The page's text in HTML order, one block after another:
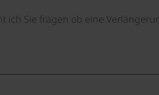
ich Sie fragen ob eine